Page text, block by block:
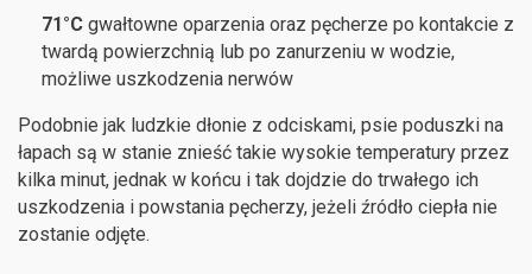
71°C gwałtowne oparzenia oraz pęcherze po kontakcie z
twardą powierzchnią lub po zanurzeniu w wodzie,
możliwe uszkodzenia nerwów
Podobnie jak ludzkie dłonie z odciskami, psie poduszki na
łapach są w stanie znieść takie wysokie temperatury przez
kilka minut, jednak w końcu i tak dojdzie do trwałego ich
uszkodzenia i powstania pęcherzy, jeżeli źródło ciepła nie
zostanie odjęte.